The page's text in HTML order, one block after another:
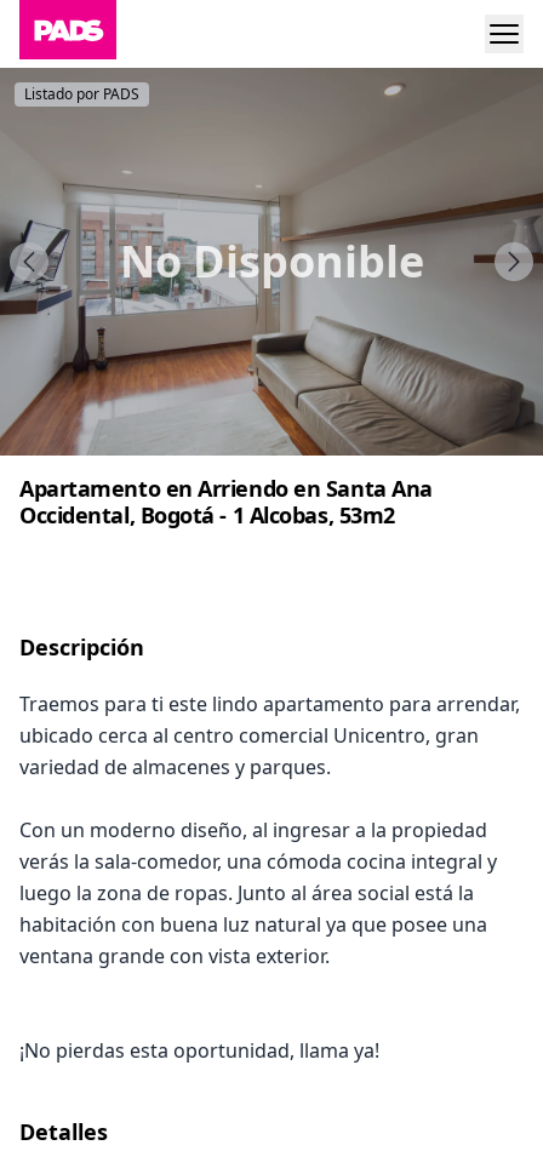
No Disponible
Listado por PADS
Apartamento en Arriendo en Santa Ana
Occidental, Bogotá - 1 Alcobas, 53m2
Descripción
Traemos para ti este lindo apartamento para arrendar,
ubicado cerca al centro comercial Unicentro, gran
variedad de almacenes y parques.
Con un moderno diseño, al ingresar a la propiedad
verás la sala-comedor, una cómoda cocina integral y
luego la zona de ropas. Junto al área social está la
habitación con buena luz natural ya que posee una
ventana grande con vista exterior.
¡No pierdas esta oportunidad, llama ya!
Detalles